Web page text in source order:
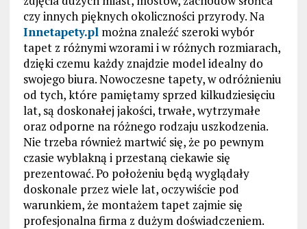
czy innych pięknych okoliczności przyrody. Na
Innetapety.plmożna znaleźć szeroki wybór
tapet z różnymi wzorami i w różnych rozmiarach,
dzięki czemu każdy znajdzie model idealny do
swojego biura. Nowoczesne tapety, w odróżnieniu
od tych, które pamiętamy sprzed kilkudziesięciu
lat, są doskonałej jakości, trwałe, wytrzymałe
oraz odporne na różnego rodzaju uszkodzenia.
Nie trzeba również martwić się, że po pewnym
czasie wyblakną i przestaną ciekawie się
prezentować. Po położeniu będą wyglądały
doskonale przez wiele lat, oczywiście pod
warunkiem, że montażem tapet zajmie się
profesjonalna firma z dużym doświadczeniem.